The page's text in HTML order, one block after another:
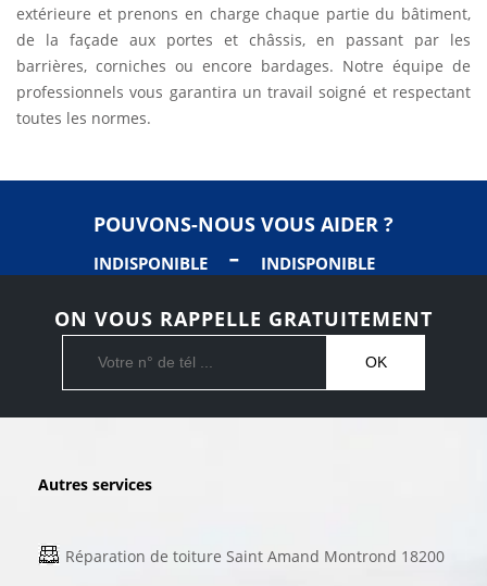
extérieure et prenons en charge chaque partie du bâtiment,
de la façade aux portes et châssis, en passant par les
barrières, corniches ou encore bardages. Notre équipe de
professionnels vous garantira un travail soigné et respectant
toutes les normes.
POUVONS-NOUS VOUS AIDER ?
INDISPONIBLE - INDISPONIBLE
ON VOUS RAPPELLE GRATUITEMENT
Autres services
Réparation de toiture Saint Amand Montrond 18200